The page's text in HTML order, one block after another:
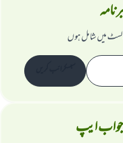
میں شامل ہوں
جواب ایپ